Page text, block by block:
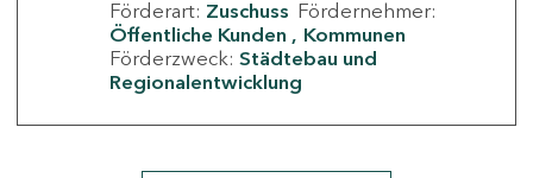
Förderart: Zuschuss Fördernehmer:
Öffentliche Kunden
Kommunen
Förderzweck: Städtebau und
Regionalentwicklung